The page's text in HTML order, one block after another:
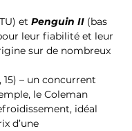
et Penguin II (bas
leur fiabilité et leur
sur de nombreux
15) – un concurrent
le Coleman
idéal
d’une